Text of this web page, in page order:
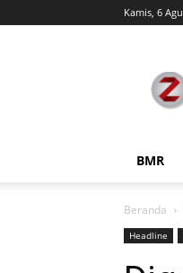
Kamis, 6
BMR
Beranda
Headline